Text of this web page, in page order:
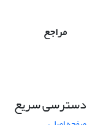
مراجع
دسترسی سریع